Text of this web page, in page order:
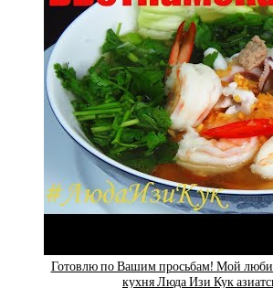
Готовлю по Вашим просьбам! Мой
кухня Люда Изи Кук